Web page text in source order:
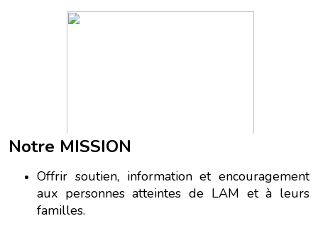
Notre MISSION
Offrir soutien, information et encouragement
aux personnes atteintes de LAM et à leurs
familles.